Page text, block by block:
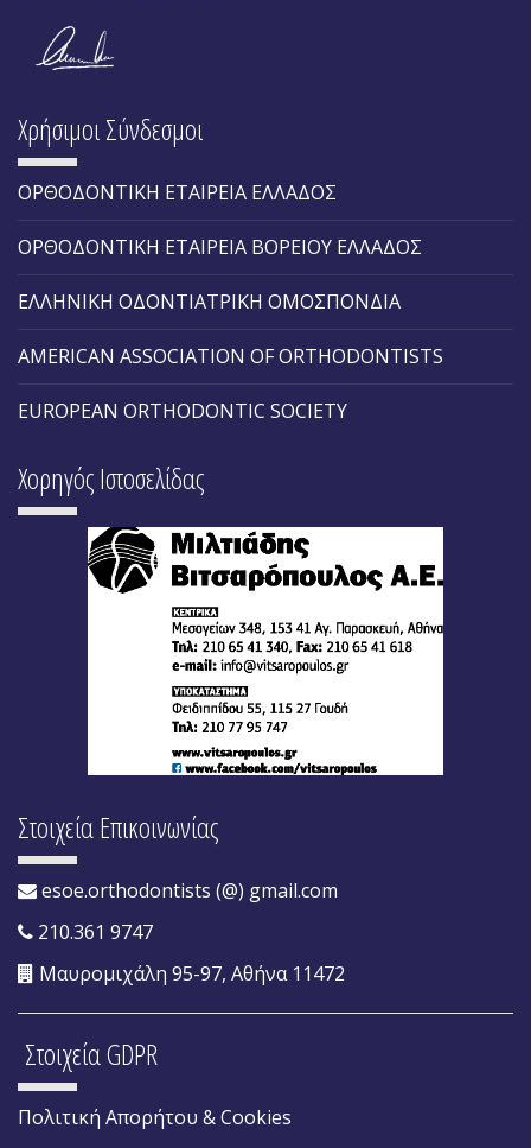
Χρήσιμοι Σύνδεσμοι
ΟΡΘΟΔΟΝΤΙΚΗ ΕΤΑΙΡΕΙΑ ΕΛΛΑΔΟΣ
ΟΡΘΟΔΟΝΤΙΚΗ ΕΤΑΙΡΕΙΑ ΒΟΡΕΙΟΥ ΕΛΛΑΔΟΣ
ΕΛΛΗΝΙΚΗ ΟΔΟΝΤΙΑΤΡΙΚΗ ΟΜΟΣΠΟΝΔΙΑ
AMERICAN ASSOCIATION OF ORTHODONTISTS
EUROPEAN ORTHODONTIC SOCIETY
Χορηγός Ιστοσελίδας
Στοιχεία Επικοινωνίας
esoe.orthodontists (@) gmail.com
210.361 9747
Μαυρομιχάλη 95-97, Αθήνα 11472
Στοιχεία GDPR
Πολιτική Απορήτου & Cookies